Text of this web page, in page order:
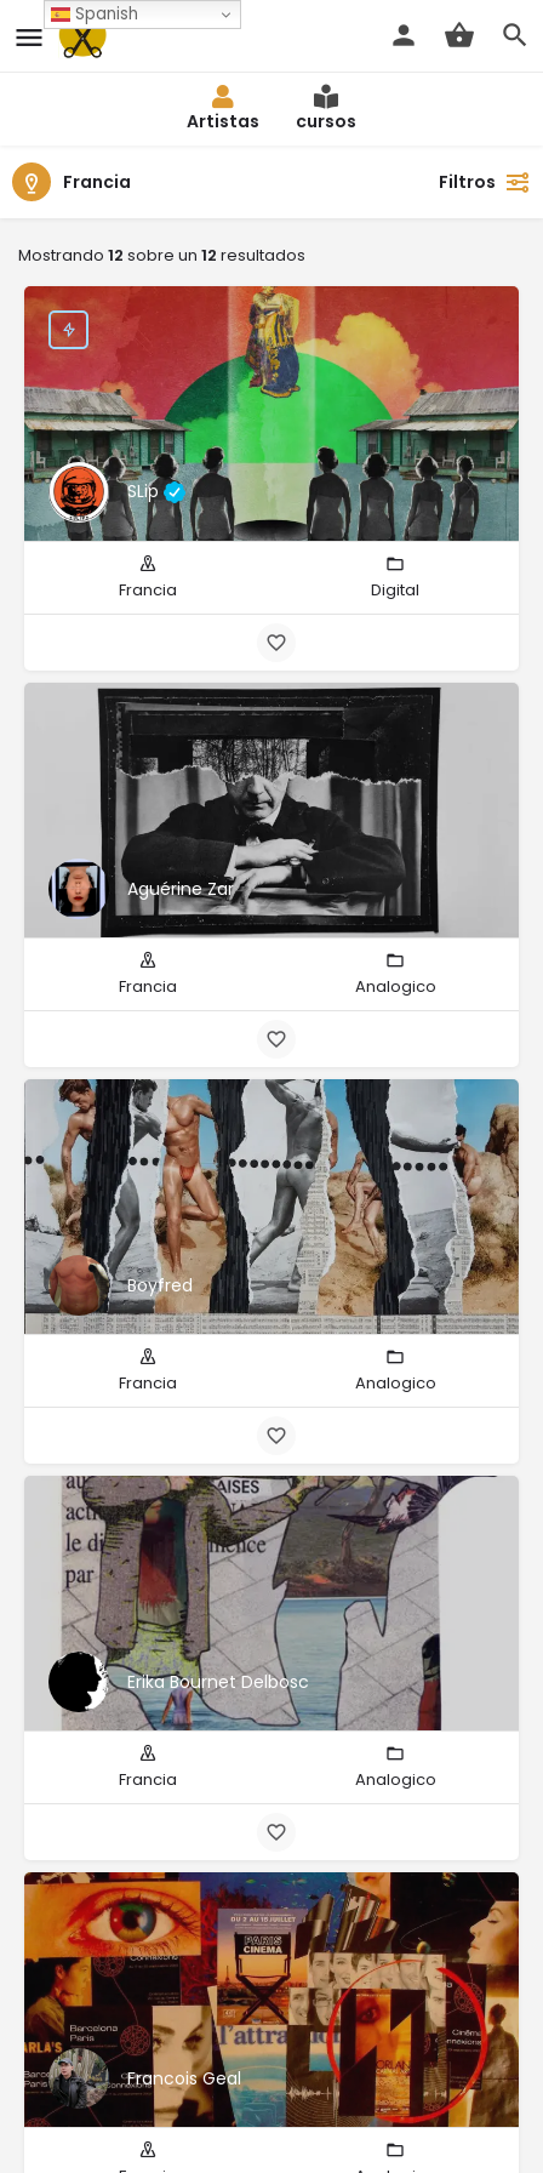
Artistas cursos
Francia Filtros
Mostrando 12 sobre un 12 resultados
SLip
Francia Digital
Aguérine Zar
Francia Analogico
Boyfred
Francia Analogico
Erika Bournet Delbosc
Francia Analogico
Francois Geal
Spanish